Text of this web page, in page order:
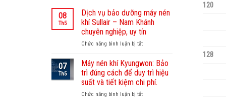
120
128
08
Th5
Dịch vụ bảo dưỡng máy nén
khí Sullair – Nam Khánh
chuyên nghiệp, uy tín
Chức năng bình luận bị tắt
vụ
bảo
dưỡng
máy
07
Th5
Máy nén khí Kyungwon: Bảo
trì đúng cách để duy trì hiệu
suất và tiết kiệm chi phí.
Chức năng bình luận bị tắt